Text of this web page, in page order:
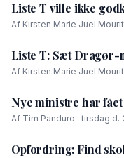
Liste T ville ikke
Af Kirsten Marie Juel
Liste T: Sæt Dragør-
Af Kirsten Marie Juel
Nye ministre har
Af Tim Panduro · tirsdag d.
Opfordring: Find